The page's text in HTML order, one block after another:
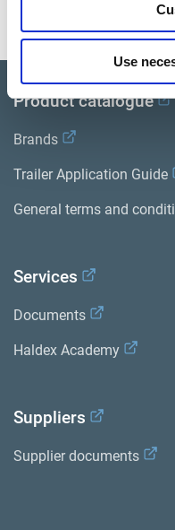
Use
Biblioteca bibliográfica
Product catalogue
Brands
Trailer Application Guide
General terms and
Services
Documents
Haldex Academy
Suppliers
Supplier documents